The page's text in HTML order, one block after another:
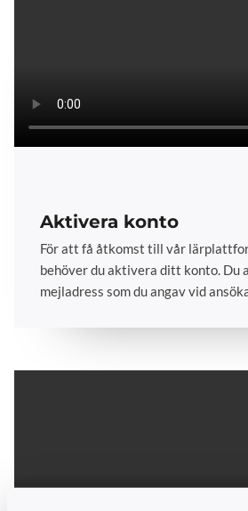
Aktivera konto
För att få åtkomst till vår
behöver du aktivera ditt konto. Du
mejladress som du angav vid